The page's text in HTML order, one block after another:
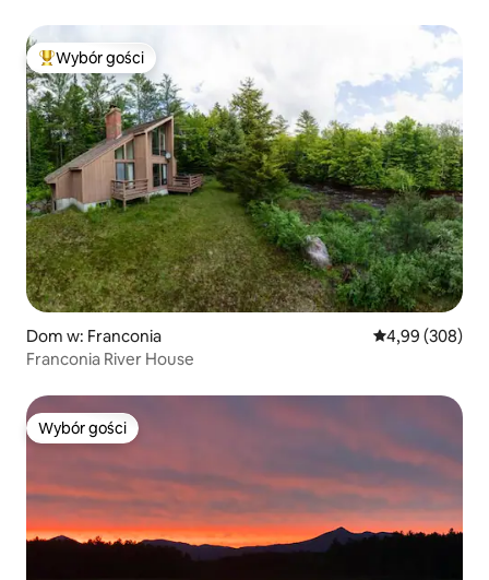
Najpopularniejsze z kategorii Wybór gości
Wybór gości
Dom w: Franconia Średnia
4,99 (308)
Franconia River House
Wybór gości
Wybór gości